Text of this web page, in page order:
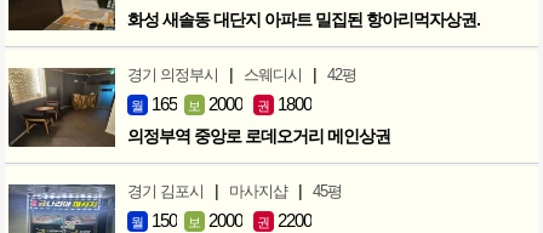
화성 새솔동 대단지 아파트 밀집된 항아리먹자상권.
경기 의정부시 | 스웨디시 | 42평
월 165 보 2000 권 1800
의정부역 중앙로 로데오거리 메인상권
경기 김포시 | 마사지샵 | 45평
월 150 보 2000 권 2200